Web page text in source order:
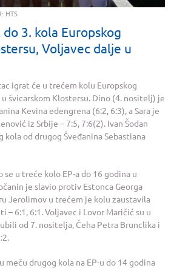
HTS
3. kola Europskog
Voljavec dalje u
igrat će u trećem kolu Europskog
švicarskom Klostersu. Dino (4. nositelj) je
Kevina edengrena (6:2, 6:3), a Sara je
iz Srbije – 7:5, 7:6(2). Ivan Šodan
od drugog Šveđanina Sebastiana
u treće kolo EP-a do 16 godina u
je slavio protiv Estonca Georga
Jerolimov u trećem je kolu zaustavila
– 6:1, 6:1. Voljavec i Lovor Maričić su u
od 7. nositelja, Čeha Petra Brunclika i
meču drugog kola na EP-u do 14 godina